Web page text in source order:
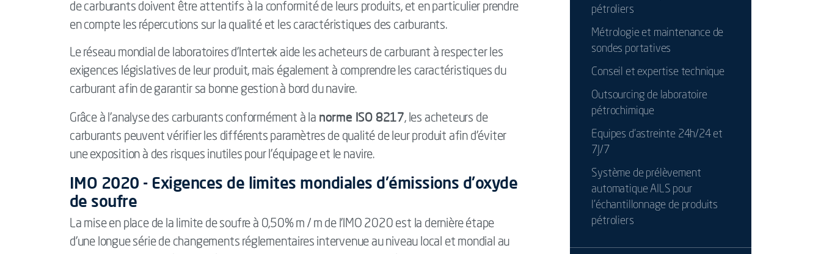
de carburants doivent être attentifs à la conformité de leurs produits, et en particulier prendre
en compte les répercutions sur la qualité et les caractéristiques des carburants.
Le réseau mondial de laboratoires d'Intertek aide les acheteurs de carburant à respecter les
exigences législatives de leur produit, mais également à comprendre les caractéristiques du
carburant afin de garantir sa bonne gestion à bord du navire.
Grâce à l'analyse des carburants conformément à la norme ISO 8217, les acheteurs de
carburants peuvent vérifier les différents paramètres de qualité de leur produit afin d'éviter
une exposition à des risques inutiles pour l'équipage et le navire.
IMO 2020 - Exigences de limites mondiales d'émissions d'oxyde
de soufre
La mise en place de la limite de soufre à 0,50% m / m de l'IMO 2020 est la dernière étape
d'une longue série de changements réglementaires intervenue au niveau local et mondial au
pétroliers
Métrologie et maintenance de
sondes portatives
Conseil et expertise technique
Outsourcing de laboratoire
pétrochimique
Equipes d'astreinte 24h/24 et
7J/7
Système de prélèvement
automatique AILS pour
l’échantillonnage de produits
pétroliers